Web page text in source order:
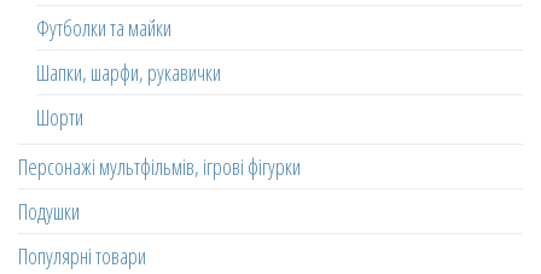
Футболки та майки
Шапки, шарфи, рукавички
Шорти
Персонажі мультфільмів, ігрові фігурки
Подушки
Популярні товари